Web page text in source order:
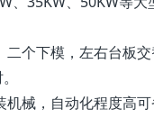
个下模，左右台板
械，自动化程度高